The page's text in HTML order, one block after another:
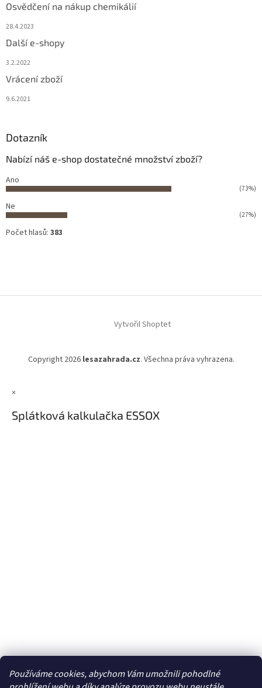
Používáme cookies, abychom Vám umožnili pohodlné
Osvědčení na nákup chemikálií
28.4.2023
Další e-shopy
3.2.2022
Vrácení zboží
9.6.2021
Dotazník
Nabízí náš e-shop dostatečné množství zboží?
Ano
(73%)
Ne
(27%)
Počet hlasů: 383
Vytvořil Shoptet
Copyright 2026 lesazahrada.cz. Všechna práva vyhrazena.
×
Splátková kalkulačka ESSOX